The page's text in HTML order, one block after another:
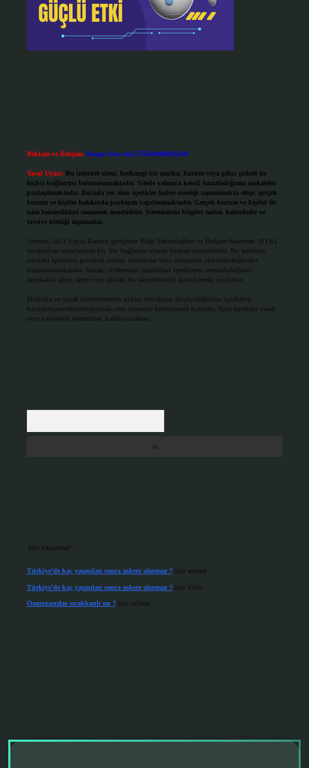
Reklam ve İletişim: Skype: live:.cid.575569c608265c69
Yasal Uyarı: Bu internet sitesi, herhangi bir marka, kurum veya şahıs şirketi ile
hiçbir bağlantısı bulunmamaktadır. Sitede yalnızca kendi hazırladığımız makaleler
paylaşılmaktadır. Burada yer alan içerikler haber niteliği taşımamakta olup, gerçek
kurum ve kişiler hakkında paylaşım yapılmamaktadır. Gerçek kurum ve kişiler ile
isim benzerlikleri tamamen tesadüfidir. Sitemizdeki bilgiler taslak halindedir ve
tavsiye niteliği taşımazlar.
Sitemiz, 5651 Sayılı Kanun gereğince Bilgi Teknolojileri ve İletişim Kurumu (BTK)
tarafından onaylanmış bir Yer Sağlayıcı olarak hizmet vermektedir. Bu nedenle,
sitedeki içerikleri proaktif olarak denetleme veya araştırma yükümlülüğümüz
bulunmamaktadır. Ancak, üyelerimiz yazdıkları içeriklerin sorumluluğunu
taşımakta olup, siteye üye olarak bu sorumluluğu kabul etmiş sayılırlar.
Hukuka ve yasal düzenlemelere aykırı olduğunu düşündüğünüz içerikleri,
backlinkpanelicomtr@gmail.com adresine bildirmeniz halinde, ilgili içerikler yasal
süre içerisinde sitemizden kaldırılacaktır.
Son Yorumlar
Türkiye’de kaç yaşından sonra askere alınmaz ?için admin
Türkiye’de kaç yaşından sonra askere alınmaz ?için Ekin
Omurgasızlar sıcakkanlı mı ?için admin